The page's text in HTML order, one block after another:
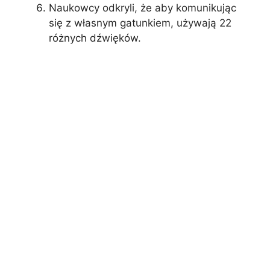
Naukowcy odkryli, że aby komunikując
się z własnym gatunkiem, używają 22
różnych dźwięków.